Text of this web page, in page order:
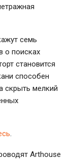
семь
о поисках
становится
способен
скрыть мелкий
.
Arthouse